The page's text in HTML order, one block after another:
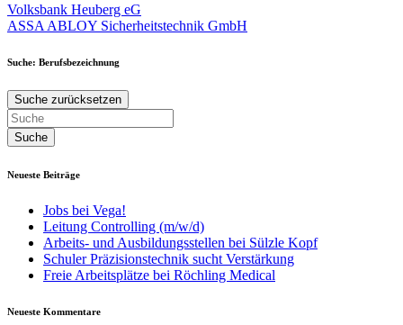
Beitragsnavigation
Volksbank Heuberg eG
ASSA ABLOY Sicherheitstechnik GmbH
Suche: Berufsbezeichnung
Suche zurücksetzen
Neueste Beiträge
Jobs bei Vega!
Leitung Controlling (m/w/d)
Arbeits- und Ausbildungsstellen bei Sülzle Kopf
Schuler Präzisionstechnik sucht Verstärkung
Freie Arbeitsplätze bei Röchling Medical
Neueste Kommentare